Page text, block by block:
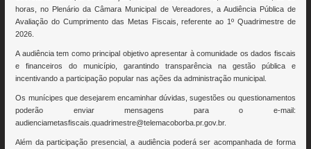
horas, no Plenário da Câmara Municipal de Vereadores, a Audiência Pública de
Avaliação do Cumprimento das Metas Fiscais, referente ao 1º Quadrimestre de
2026.
A audiência tem como principal objetivo apresentar à comunidade os dados fiscais
e financeiros do município, garantindo transparência na gestão pública e
incentivando a participação popular nas ações da administração municipal.
Os munícipes que desejarem encaminhar dúvidas, sugestões ou questionamentos
poderão enviar mensagens para o e-mail:
audienciametasfiscais.quadrimestre@telemacoborba.pr.gov.br.
Além da participação presencial, a audiência poderá ser acompanhada de forma